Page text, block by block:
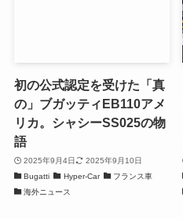
初の公式認定を受けた「真
の」ブガッティEB110アメ
リカ。シャシーSS025の物
語
2025年9月4日
2025年9月10日
Bugatti
Hyper-Car
フランス車
海外ニュース